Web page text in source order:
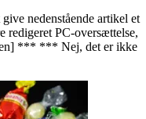
nedenstående artikel et
redigeret PC-oversættelse,
*** *** Nej, det er ikke